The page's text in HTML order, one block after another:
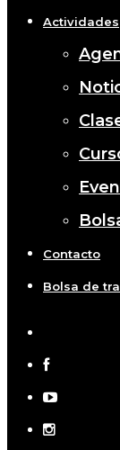
Actividades
Contacto
Bolsa de
twitter
facebook
youtube
instagram